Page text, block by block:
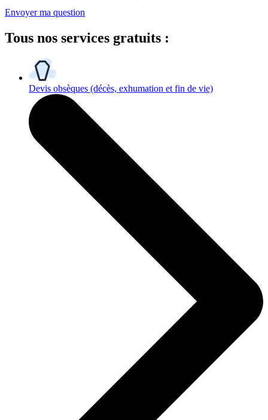
Envoyer ma question
Tous nos services gratuits :
Devis obsèques (décès, exhumation et fin de vie)